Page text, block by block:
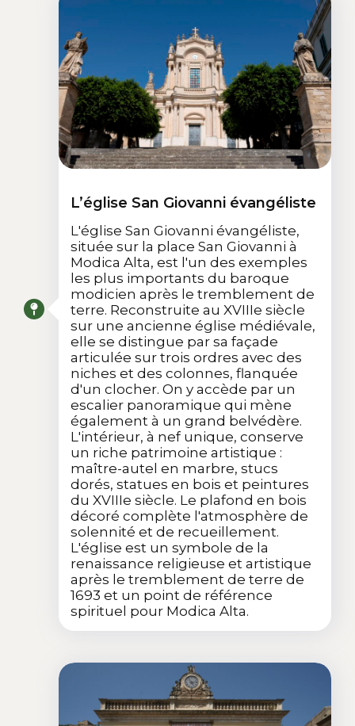
L’église San Giovanni évangéliste
L'église San Giovanni évangéliste,
située sur la place San Giovanni à
Modica Alta, est l'un des exemples
les plus importants du baroque
modicien après le tremblement de
terre. Reconstruite au XVIIIe siècle
sur une ancienne église médiévale,
elle se distingue par sa façade
articulée sur trois ordres avec des
niches et des colonnes, flanquée
d'un clocher. On y accède par un
escalier panoramique qui mène
également à un grand belvédère.
L'intérieur, à nef unique, conserve
un riche patrimoine artistique :
maître-autel en marbre, stucs
dorés, statues en bois et peintures
du XVIIIe siècle. Le plafond en bois
décoré complète l'atmosphère de
solennité et de recueillement.
L'église est un symbole de la
renaissance religieuse et artistique
après le tremblement de terre de
1693 et un point de référence
spirituel pour Modica Alta.